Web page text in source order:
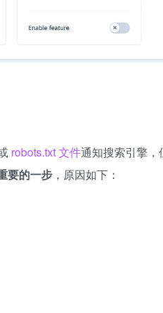
robots.txt 文件通知搜索引擎，
要的一步 ，原因如下：